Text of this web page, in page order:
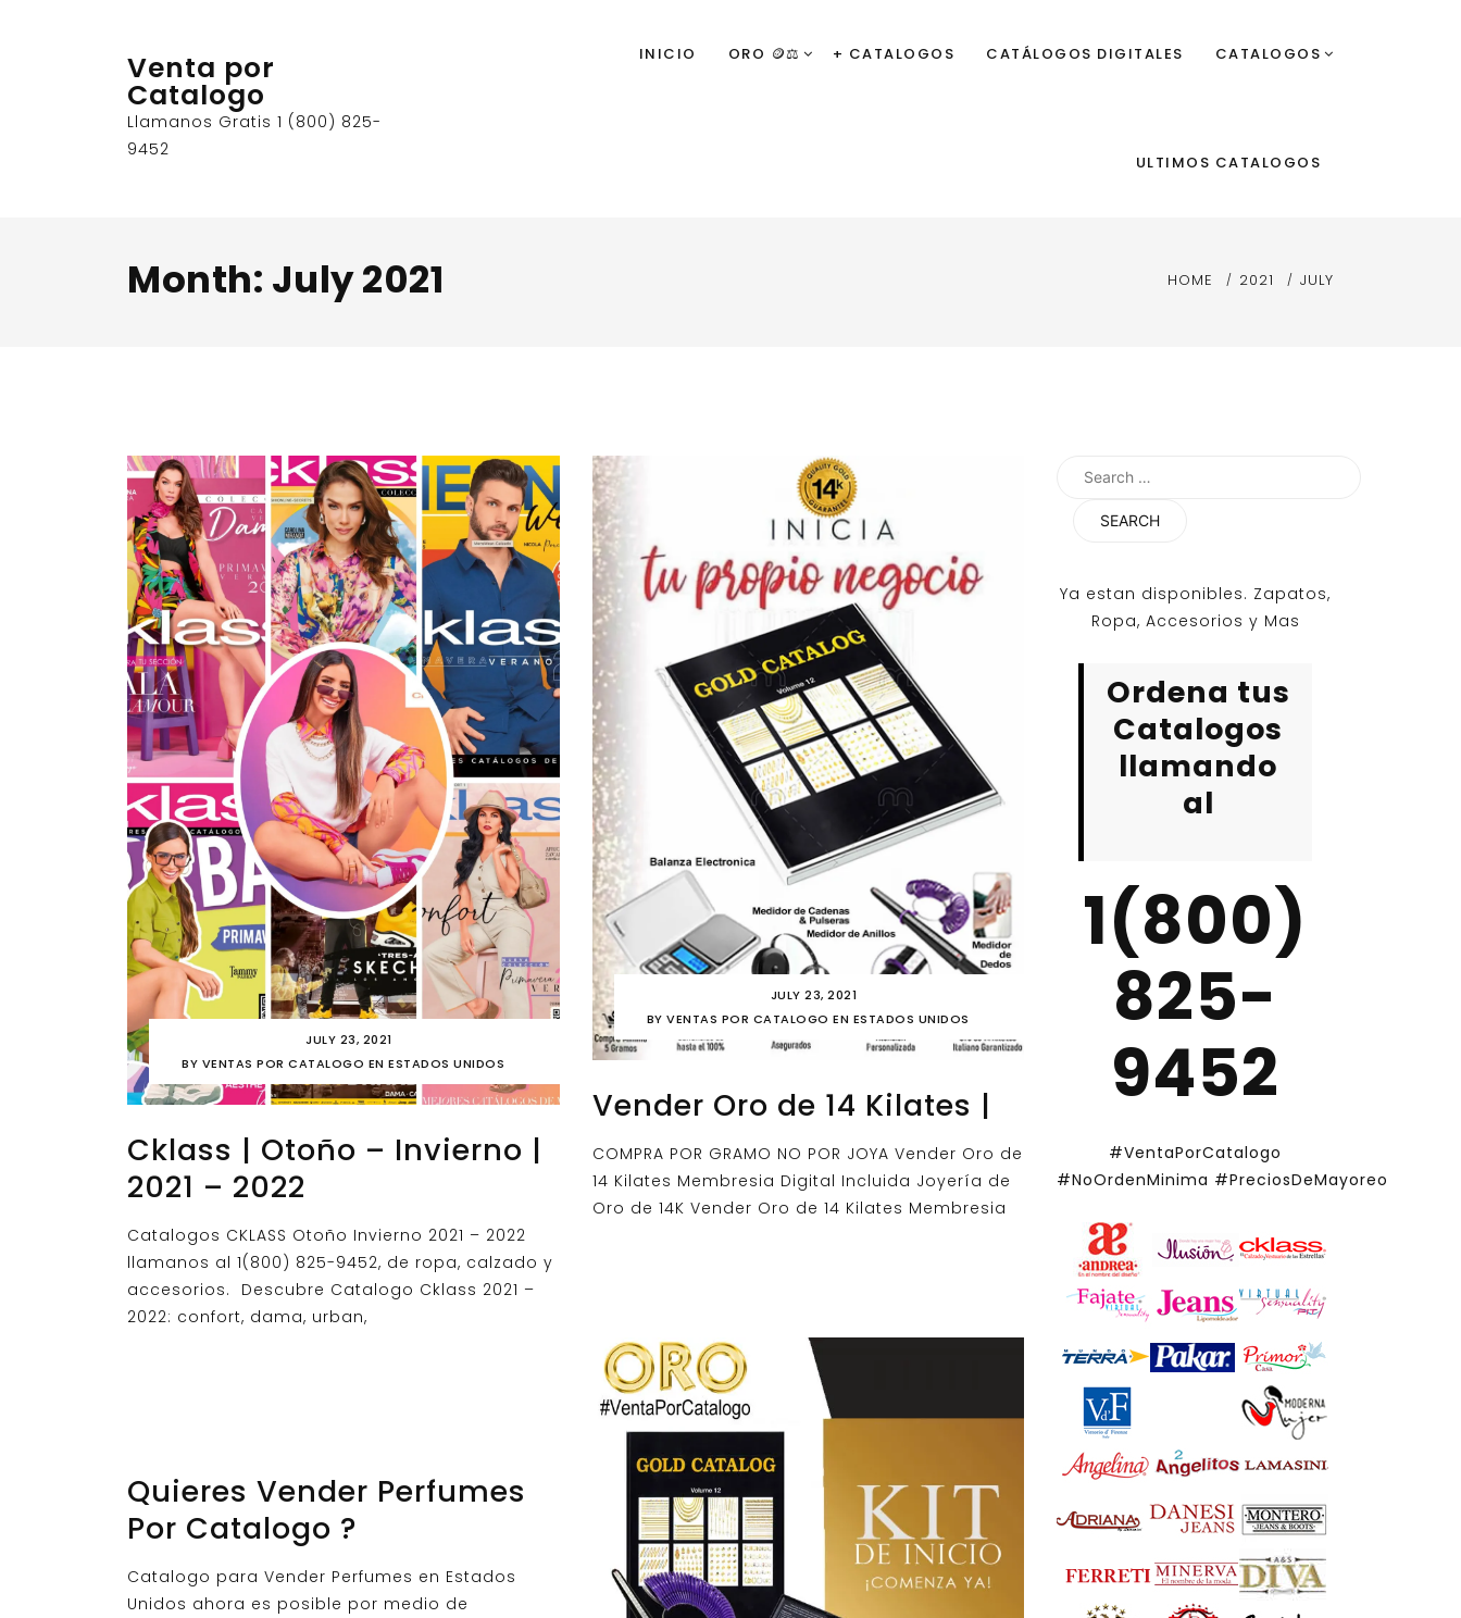
Venta por
Catalogo
Llamanos Gratis 1 (800) 825-
9452
INICIO ORO 🪙⚖️ + CATALOGOS CATÁLOGOS DIGITALES CATALOGOS
ULTIMOS CATALOGOS
Month: July 2021 HOME 2021 JULY
JULY 23, 2021
BY VENTAS POR CATALOGO EN ESTADOS UNIDOS
Cklass | Otoño – Invierno |
2021 – 2022
Catalogos CKLASS Otoño Invierno 2021 – 2022
llamanos al 1(800) 825-9452, de ropa, calzado y
accesorios. Descubre Catalogo Cklass 2021 –
2022: confort, dama, urban,
JULY 23, 2021
BYVENTAS POR CATALOGO EN ESTADOS UNIDOS
Vender Oro de 14 Kilates |
COMPRA POR GRAMO NO POR JOYA Vender Oro de
14 Kilates Membresia Digital Incluida Joyería de
Oro de 14K Vender Oro de 14 Kilates Membresia
Quieres Vender Perfumes
Por Catalogo ?
Catalogo para Vender Perfumes en Estados
Unidos ahora es posible por medio de
Search
Ya estan disponibles. Zapatos,
Ropa, Accesorios y Mas
Ordena tus
Catalogos
llamando
al
1(800)
825-
9452
#VentaPorCatalogo
#NoOrdenMinima #PreciosDeMayoreo